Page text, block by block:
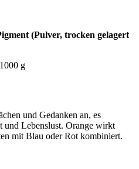
(Pulver, trocken gelagert
g
und Gedanken an, es
und Lebenslust. Orange wirkt
mit Blau oder Rot kombiniert.